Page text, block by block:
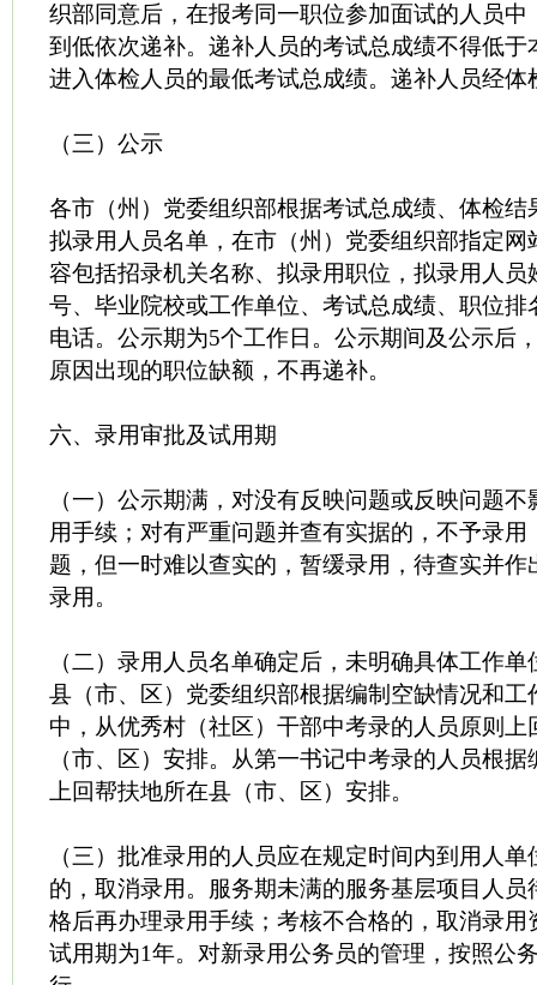
织部同意后，在报考同一职位参加面试的人员中
到低依次递补。递补人员的考试总成绩不得低于
进入体检人员的最低考试总成绩。递补人员经体
（三）公示
各市（州）党委组织部根据考试总成绩、体检结
拟录用人员名单，在市（州）党委组织部指定网
容包括招录机关名称、拟录用职位，拟录用人员
号、毕业院校或工作单位、考试总成绩、职位排
电话。公示期为5个工作日。公示期间及公示后
原因出现的职位缺额，不再递补。
六、录用审批及试用期
（一）公示期满，对没有反映问题或反映问题
用手续；对有严重问题并查有实据的，不予录用
题，但一时难以查实的，暂缓录用，待查实并作
录用。
（二）录用人员名单确定后，未明确具体工作
县（市、区）党委组织部根据编制空缺情况和工
中，从优秀村（社区）干部中考录的人员原则上
（市、区）安排。从第一书记中考录的人员根
上回帮扶地所在县（市、区）安排。
（三）批准录用的人员应在规定时间内到用人
的，取消录用。服务期未满的服务基层项目人员
格后再办理录用手续；考核不合格的，取消录用
试用期为1年。对新录用公务员的管理，按照公